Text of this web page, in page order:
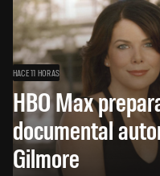
HACE 11 HORAS
HBO Max
documental
Gilmore